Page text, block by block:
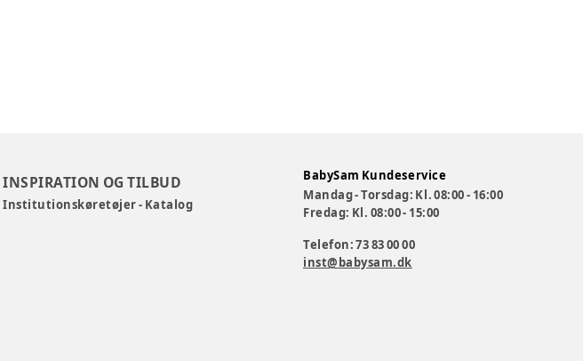
INSPIRATION OG TILBUD
Institutionskøretøjer - Katalog
BabySam Kundeservice
Mandag - Torsdag: Kl. 08:00 - 16:00
Fredag: Kl. 08:00 - 15:00
Telefon: 73 83 00 00
inst@babysam.dk